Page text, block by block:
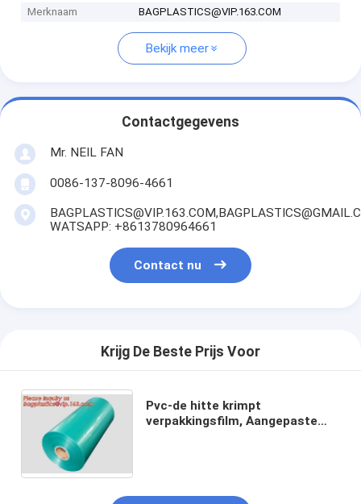
Merknaam
BAGPLASTICS@VIP.163.COM
Bekijk meer
Contactgegevens
Mr. NEIL FAN
0086-137-8096-4661
WATSAPP: +8613780964661
Contact nu
Krijg De Beste Prijs Voor
Pvc-de hitte krimpt
verpakkingsfilm, Aangepaste